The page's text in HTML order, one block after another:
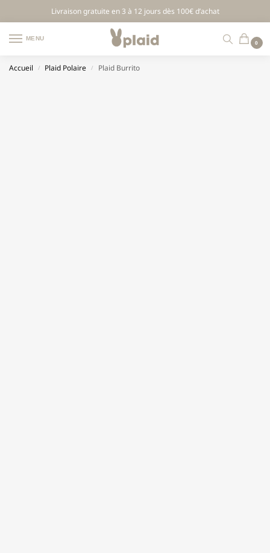
Livraison gratuite en 3 à 12 jours dès 100€ d’achat
MENU
0
Accueil / Plaid Polaire / Plaid Burrito